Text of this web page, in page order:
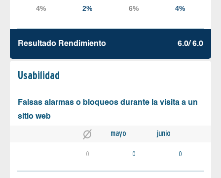
Resultado Rendimiento 6.0/ 6.0
Usabilidad
Falsas alarmas o bloqueos durante la visita a un
sitio web
mayo junio
0 0 0